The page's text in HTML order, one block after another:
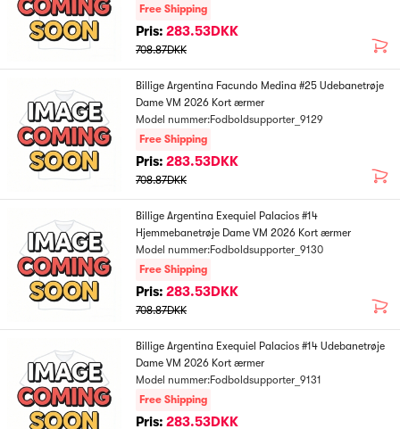
Free Shipping
Pris: 283.53DKK
708.87DKK
Billige Argentina Facundo Medina #25 Udebanetrøje
Dame VM 2026 Kort ærmer
Model nummer:Fodboldsupporter_9129
Free Shipping
Pris: 283.53DKK
708.87DKK
Billige Argentina Exequiel Palacios #14
Hjemmebanetrøje Dame VM 2026 Kort ærmer
Model nummer:Fodboldsupporter_9130
Free Shipping
Pris: 283.53DKK
708.87DKK
Billige Argentina Exequiel Palacios #14 Udebanetrøje
Dame VM 2026 Kort ærmer
Model nummer:Fodboldsupporter_9131
Free Shipping
Pris: 283.53DKK